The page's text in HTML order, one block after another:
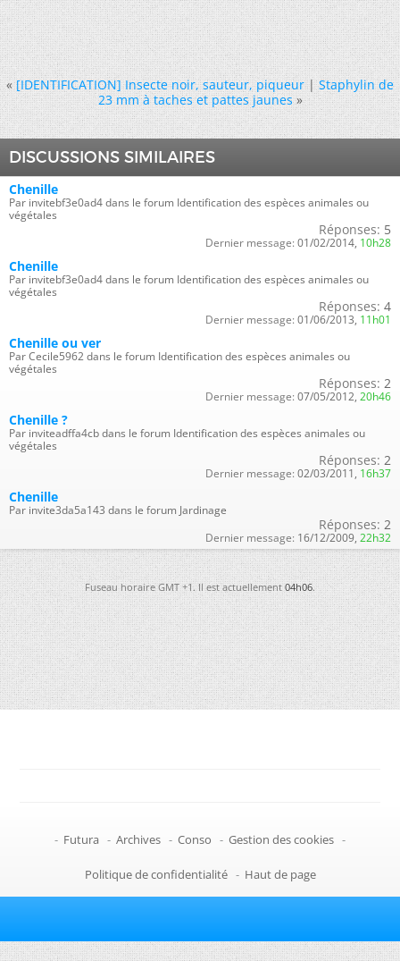
« [IDENTIFICATION] Insecte noir, sauteur, piqueur|Staphylin de
23 mm à taches et pattes jaunes »
DISCUSSIONS SIMILAIRES
Chenille
Par invitebf3e0ad4 dans le forum Identification des espèces animales ou
végétales
Réponses: 5
Dernier message: 01/02/2014, 10h28
Chenille
Par invitebf3e0ad4 dans le forum Identification des espèces animales ou
végétales
Réponses: 4
Dernier message: 01/06/2013, 11h01
Chenille ou ver
Par Cecile5962 dans le forum Identification des espèces animales ou
végétales
Réponses: 2
Dernier message: 07/05/2012, 20h46
Chenille ?
Par inviteadffa4cb dans le forum Identification des espèces animales ou
végétales
Réponses: 2
Dernier message: 02/03/2011, 16h37
Chenille
Par invite3da5a143 dans le forum Jardinage
Réponses: 2
Dernier message: 16/12/2009, 22h32
Fuseau horaire GMT +1. Il est actuellement04h06.
- Futura - Archives - Conso - Gestion des cookies -
Politique de confidentialité - Haut de page